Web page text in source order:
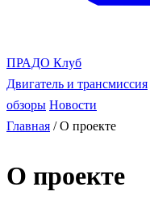
ПРАДО Клуб
Двигатель и трансмиссия
обзоры Новости
Главная / О проекте
О проекте